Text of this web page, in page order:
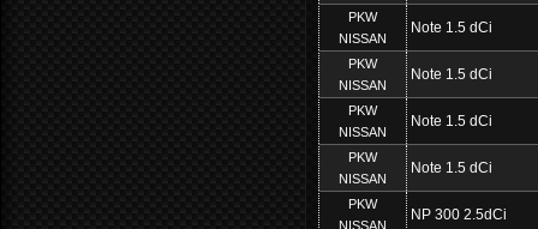
PKW
NISSAN
Note 1.5 dCi
PKW
NISSAN
Note 1.5 dCi
PKW
NISSAN
Note 1.5 dCi
PKW
NISSAN
Note 1.5 dCi
PKW
NISSAN
NP 300 2.5dCi